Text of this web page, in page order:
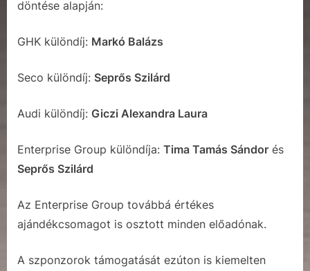
döntése alapján:
GHK különdíj: Markó Balázs
Seco különdíj: Seprős Szilárd
Audi különdíj: Giczi Alexandra Laura
Enterprise Group különdíja: Tima Tamás Sándor és
Seprős Szilárd
Az Enterprise Group továbbá értékes
ajándékcsomagot is osztott minden előadónak.
A szponzorok támogatását ezúton is kiemelten